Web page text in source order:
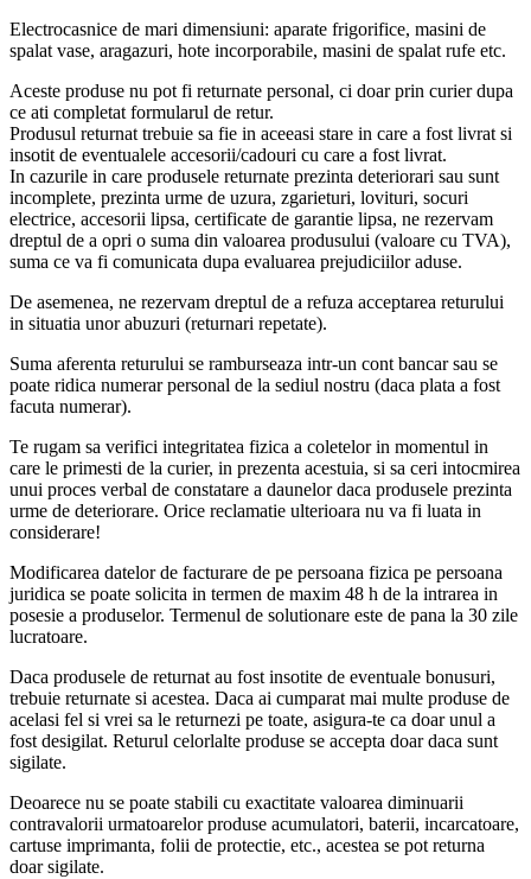
Electrocasnice de mari dimensiuni: aparate frigorifice, masini de
spalat vase, aragazuri, hote incorporabile, masini de spalat rufe etc.
Aceste produse nu pot fi returnate personal, ci doar prin curier dupa
ce ati completat formularul de retur.
Produsul returnat trebuie sa fie in aceeasi stare in care a fost livrat si
insotit de eventualele accesorii/cadouri cu care a fost livrat.
In cazurile in care produsele returnate prezinta deteriorari sau sunt
incomplete, prezinta urme de uzura, zgarieturi, lovituri, socuri
electrice, accesorii lipsa, certificate de garantie lipsa, ne rezervam
dreptul de a opri o suma din valoarea produsului (valoare cu TVA),
suma ce va fi comunicata dupa evaluarea prejudiciilor aduse.
De asemenea, ne rezervam dreptul de a refuza acceptarea returului
in situatia unor abuzuri (returnari repetate).
Suma aferenta returului se ramburseaza intr-un cont bancar sau se
poate ridica numerar personal de la sediul nostru (daca plata a fost
facuta numerar).
Te rugam sa verifici integritatea fizica a coletelor in momentul in
care le primesti de la curier, in prezenta acestuia, si sa ceri intocmirea
unui proces verbal de constatare a daunelor daca produsele prezinta
urme de deteriorare. Orice reclamatie ulterioara nu va fi luata in
considerare!
Modificarea datelor de facturare de pe persoana fizica pe persoana
juridica se poate solicita in termen de maxim 48 h de la intrarea in
posesie a produselor. Termenul de solutionare este de pana la 30 zile
lucratoare.
Daca produsele de returnat au fost insotite de eventuale bonusuri,
trebuie returnate si acestea. Daca ai cumparat mai multe produse de
acelasi fel si vrei sa le returnezi pe toate, asigura-te ca doar unul a
fost desigilat. Returul celorlalte produse se accepta doar daca sunt
sigilate.
Deoarece nu se poate stabili cu exactitate valoarea diminuarii
contravalorii urmatoarelor produse acumulatori, baterii, incarcatoare,
cartuse imprimanta, folii de protectie, etc., acestea se pot returna
doar sigilate.